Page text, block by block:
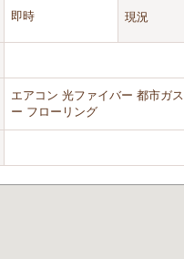
即時 現況
エアコン 光ファイバー 都市ガス
ー フローリング